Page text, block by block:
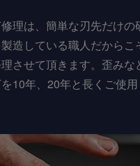
理は、簡単な刃先だけの
造している職人だから
させて頂きます。歪みな
10年、20年と長くご使